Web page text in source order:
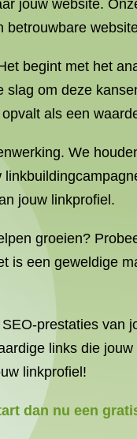
jouw website.
betrouwbare
begint met het
om deze
als een
We
jouw linkprofiel.
groeien?
is een geweldige
prestaties
links die
linkprofiel!
dan nu een